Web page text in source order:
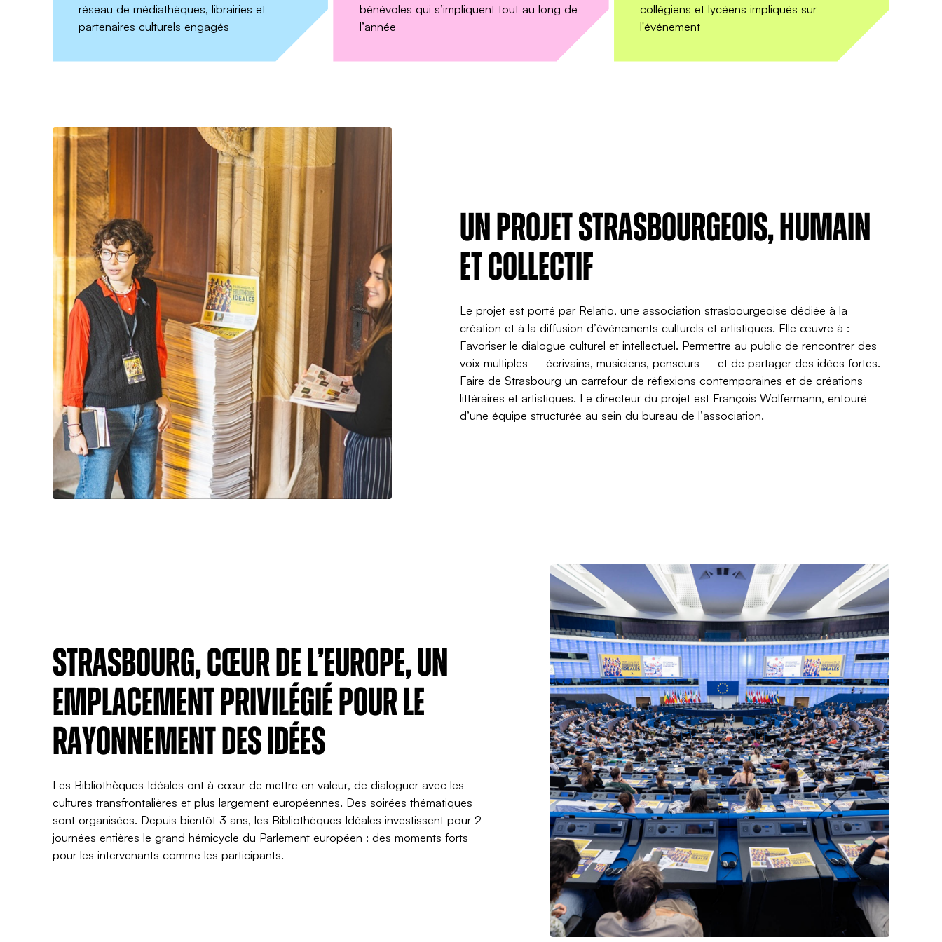
réseau de médiathèques, librairies et
partenaires culturels engagés
bénévoles qui s’impliquent tout au long de
l’année
collégiens et lycéens impliqués sur
l'événement
Un projet strasbourgeois, humain
et collectif
Le projet est porté par Relatio, une association strasbourgeoise dédiée à la
création et à la diffusion d’événements culturels et artistiques. Elle œuvre à :
Favoriser le dialogue culturel et intellectuel. Permettre au public de rencontrer des
voix multiples – écrivains, musiciens, penseurs – et de partager des idées fortes.
Faire de Strasbourg un carrefour de réflexions contemporaines et de créations
littéraires et artistiques. Le directeur du projet est François Wolfermann, entouré
d’une équipe structurée au sein du bureau de l’association.
Strasbourg, cœur de l’Europe, un
emplacement privilégié pour le
rayonnement des idées
Les Bibliothèques Idéales ont à cœur de mettre en valeur, de dialoguer avec les
cultures transfrontalières et plus largement européennes. Des soirées thématiques
sont organisées. Depuis bientôt 3 ans, les Bibliothèques Idéales investissent pour 2
journées entières le grand hémicycle du Parlement européen : des moments forts
pour les intervenants comme les participants.
Je
m'inscris
confidentialité